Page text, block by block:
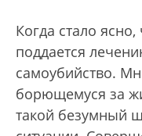
Когда стало
поддается
самоубийство.
борющемуся за
такой безумный